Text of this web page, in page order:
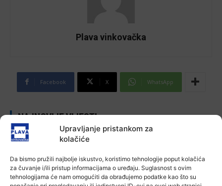
Upravljanje pristankom za
kolačiće
Da bismo pružili najbolje iskustvo, koristimo tehnologije poput kolačića
za čuvanje i/ili pristup informacijama o uređaju. Suglasnost s ovim
tehnologijama će nam omogućiti da obrađujemo podatke kao što su
Plava vinkovačka
Facebook X WhatsApp
NAJNOVIJE VIJESTI
Aktualno
Zbog niskog vodostaja otežana
6 kolovoza, 2026